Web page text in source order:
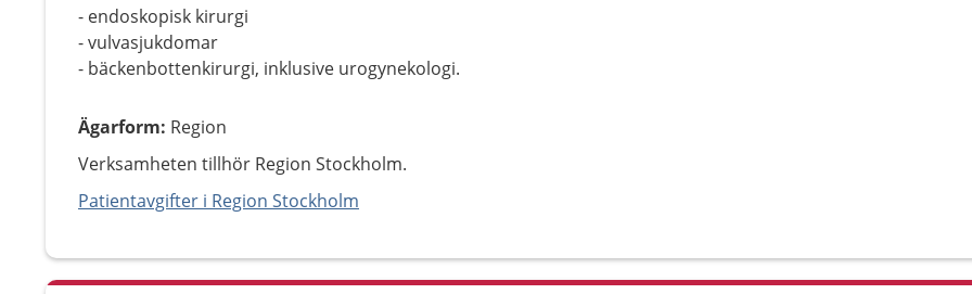
- endoskopisk kirurgi
- vulvasjukdomar
- bäckenbottenkirurgi, inklusive urogynekologi.
Ägarform: Region
Verksamheten tillhör Region Stockholm.
Patientavgifter i Region Stockholm